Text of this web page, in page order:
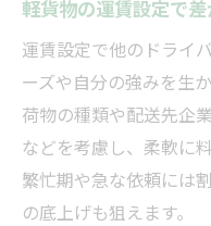
軽貨物の運賃設定で
運賃設定で他のドライ
ーズや自分の強みを生
荷物の種類や配送先企
などを考慮し、柔軟に
繁忙期や急な依頼には
の底上げも狙えます。